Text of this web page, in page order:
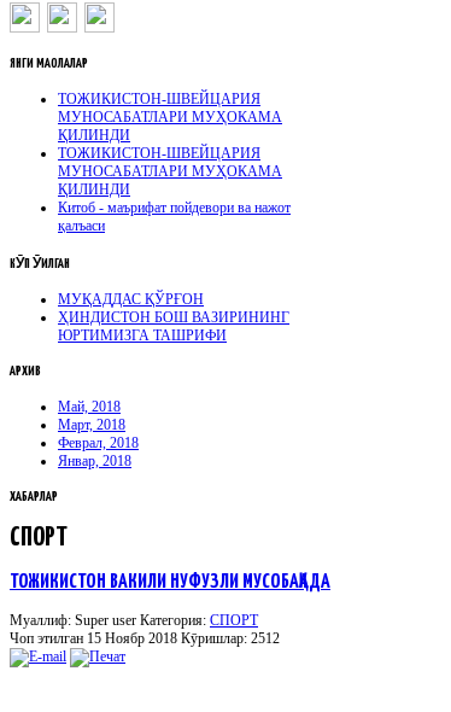
ЯНГИ МАҚОЛАЛАР
ТОЖИКИСТОН-ШВЕЙЦАРИЯ
МУНОСАБАТЛАРИ МУҲОКАМА
ҚИЛИНДИ
ТОЖИКИСТОН-ШВЕЙЦАРИЯ
МУНОСАБАТЛАРИ МУҲОКАМА
ҚИЛИНДИ
Китоб - маърифат пойдевори ва нажот
қалъаси
КӮП ӮҚИЛГАН
МУҚАДДАС ҚЎРҒОН
ҲИНДИСТОН БОШ ВАЗИРИНИНГ
ЮРТИМИЗГА ТАШРИФИ
АРХИВ
Май, 2018
Март, 2018
Феврал, 2018
Январ, 2018
ХАБАРЛАР
СПОРТ
ТОЖИКИСТОН ВАКИЛИ НУФУЗЛИ МУСОБАҚАДА
Муаллиф: Super user Категория: СПОРТ
Чоп этилган 15 Ноябр 2018 Кӯришлар: 2512